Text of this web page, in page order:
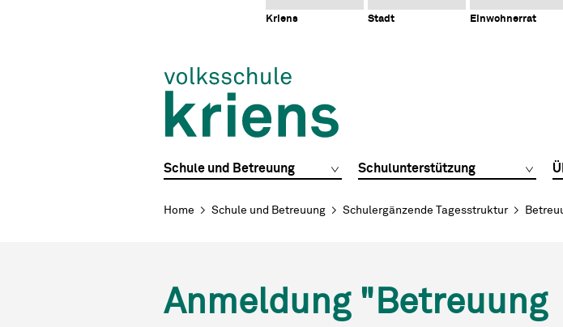
Navigieren in Kriens
Kriens Stadt Einwohnerrat
Hauptnavigation
Schule und Betreuung Schulunterstützung
Breadcrumb
Home Schule und Betreuung Schulergänzende Tagesstruktur
Anmeldung "Betreuung